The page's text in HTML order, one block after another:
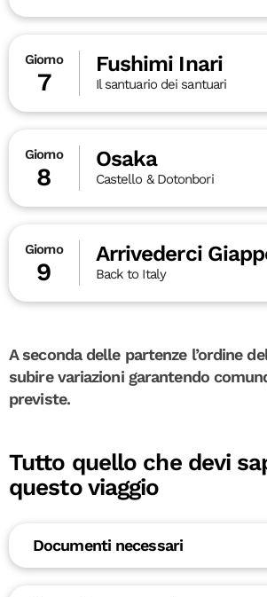
Giorno
7
Fushimi Inari
Il santuario dei santuari
Giorno
8
Osaka
Castello & Dotonbori
Giorno
9
Arrivederci
Back to Italy
A seconda delle partenze l’ordine
subire variazioni garantendo
previste.
Tutto quello che devi
questo viaggio
Documenti necessari